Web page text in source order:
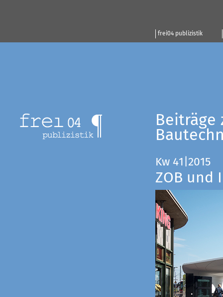
frei04 publizistik
Beiträge
Kw 41|2015
ZOB und